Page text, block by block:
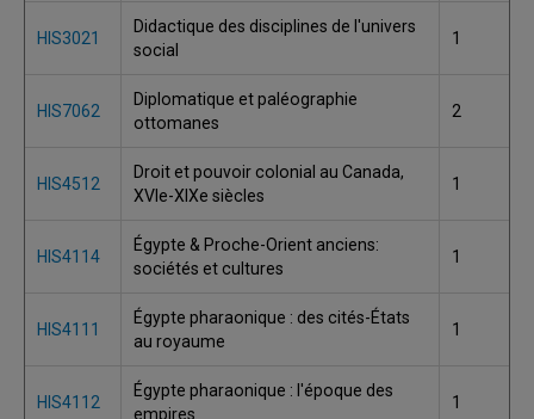
HIS3021
Didactique des disciplines de l'univers
social
1
HIS7062
Diplomatique et paléographie
ottomanes
2
HIS4512
Droit et pouvoir colonial au Canada,
XVIe-XIXe siècles
1
HIS4114
Égypte & Proche-Orient anciens:
sociétés et cultures
1
HIS4111
Égypte pharaonique : des cités-États
au royaume
1
HIS4112
Égypte pharaonique : l'époque des
empires
1